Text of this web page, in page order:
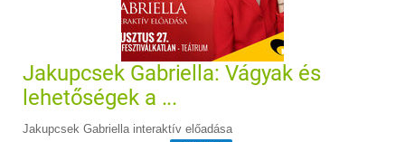
Jakupcsek Gabriella: Vágyak és
lehetőségek a ...
Jakupcsek Gabriella interaktív előadása